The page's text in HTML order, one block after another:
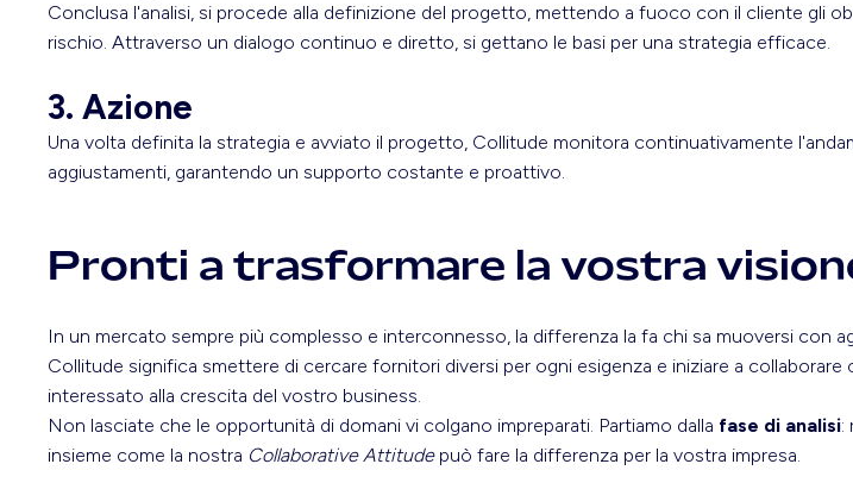
Conclusa l'analisi, si procede alla definizione del progetto, mettendo a fuoco con il cliente gli
rischio. Attraverso un dialogo continuo e diretto, si gettano le basi per una strategia efficace.
3. Azione
Una volta definita la strategia e avviato il progetto, Collitude monitora continuativamente
aggiustamenti, garantendo un supporto costante e proattivo.
Pronti a trasformare la vostra
In un mercato sempre più complesso e interconnesso, la differenza la fa chi sa muoversi con
Collitude significa smettere di cercare fornitori diversi per ogni esigenza e iniziare a
interessato alla crescita del vostro business.
Non lasciate che le opportunità di domani vi colgano impreparati. Partiamo dalla fase di analisi:
insieme come la nostra Collaborative Attitudepuò fare la differenza per la vostra impresa.